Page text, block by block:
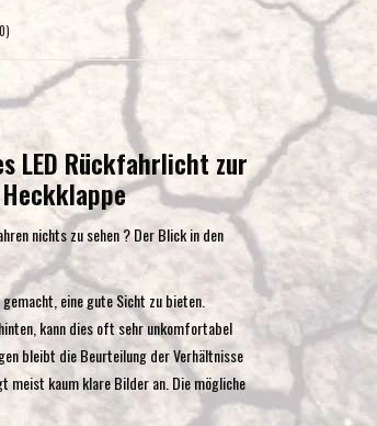
Suchergebnis
gelangen.
Benutzer
Touchgeräten
können
Touch-
verwenden.
LED Rückfahrlicht zur
nichts zu sehen ? Der Blick in den
eine gute Sicht zu bieten.
kann dies oft sehr unkomfortabel
bleibt die Beurteilung der Verhältnisse
meist kaum klare Bilder an. Die mögliche